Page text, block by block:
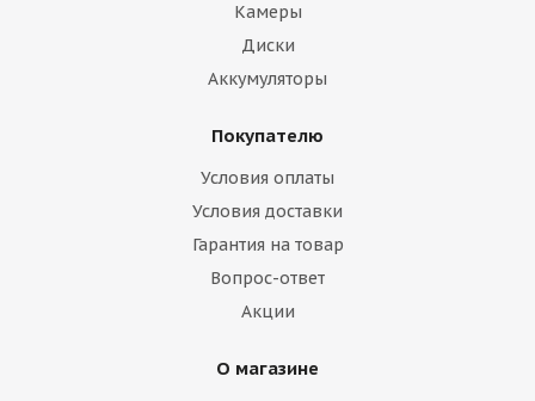
Камеры
Диски
Аккумуляторы
Покупателю
Условия оплаты
Условия доставки
Гарантия на товар
Вопрос-ответ
Акции
О магазине